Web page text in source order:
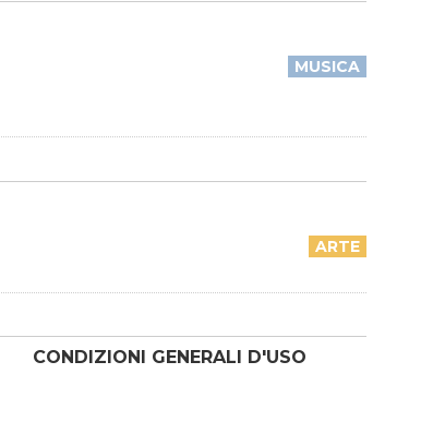
MUSICA
ARTE
CONDIZIONI GENERALI D'USO